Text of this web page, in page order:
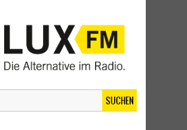
SUCHEN